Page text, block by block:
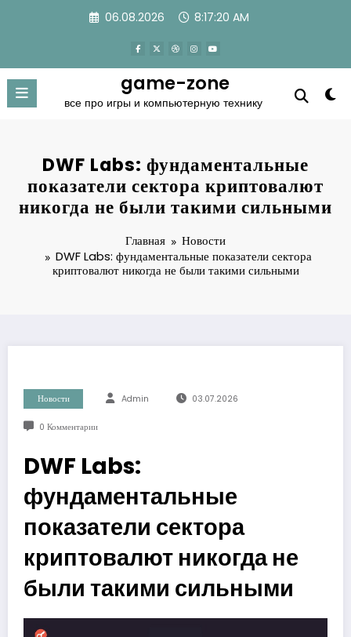
06.08.2026 8:17:21 AM
game-zone
все про игры и компьютерную технику
DWF Labs: фундаментальные
показатели сектора криптовалют
никогда не были такими сильными
Главная
Новости
DWF Labs: фундаментальные показатели сектора
криптовалют никогда не были такими сильными
Новости Admin 03.07.2026
0 Комментарии
DWF Labs:
фундаментальные
показатели сектора
криптовалют никогда не
были такими сильными